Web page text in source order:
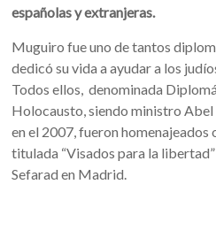
españolas y extranjeras.
Muguiro fue uno de tantos
dedicó su vida a ayudar a los
Todos ellos, denominada
Holocausto, siendo ministro
en el 2007, fueron homenajeados
titulada “Visados para la
Sefarad en Madrid.